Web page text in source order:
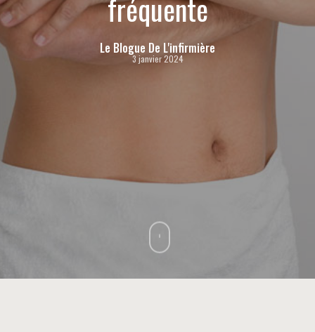
fréquente
Le Blogue De L'infirmière
3 janvier 2024